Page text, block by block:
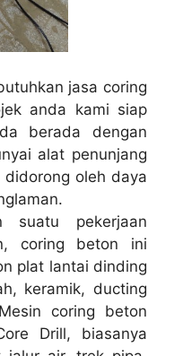
jasa coring
anda kami siap
berada dengan
alat penunjang
oleh daya
suatu pekerjaan
coring beton ini
plat lantai dinding
keramik, ducting
coring beton
Drill, biasanya